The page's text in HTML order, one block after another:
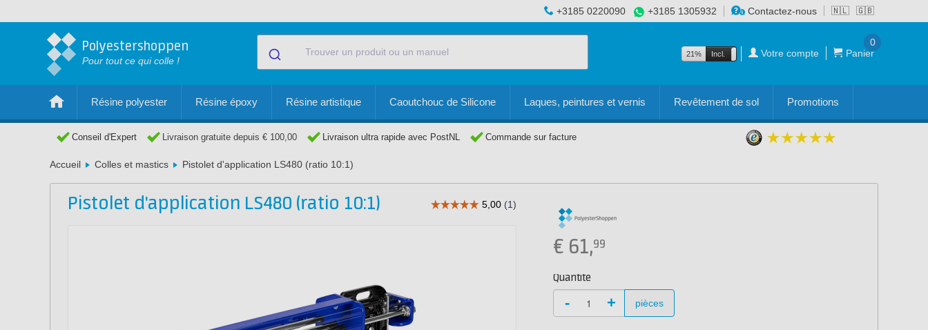
🇳🇱 🇬🇧
+3185 0220090 +3185 1305932 Contactez-nous
Polyestershoppen
Pour tout ce qui colle !
21% Incl. Excl. Votre compte Panier
0
Résine polyester Résine époxy Résine artistique Caoutchouc de Silicone Laques, peintures et vernis Revêtement de sol Promotions
Conseil d'Expert Livraison gratuite depuis € 100,00 Livraison ultra rapide avec PostNL Commande sur facture
Accueil Colles et mastics Pistolet d'application LS480 (ratio 10:1)
Pistolet d'application LS480 (ratio 10:1)
€ 61,99
Quantité
- + pièces